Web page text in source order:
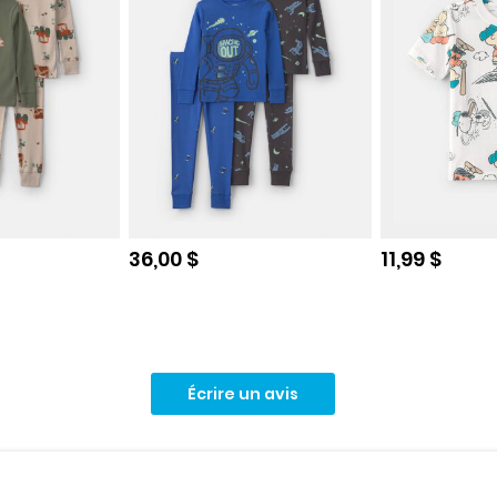
Prix de solde
36,00 $ Prix de solde
11,99 $
Écrire un avis